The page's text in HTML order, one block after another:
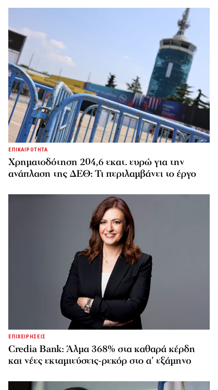
ΕΠΙΚΑΙΡΟΤΗΤΑ
Χρηματοδότηση 204,6 εκατ. ευρώ για την
ανάπλαση της ΔΕΘ: Τι περιλαμβάνει το έργο
ΕΠΙΧΕΙΡΗΣΕΙΣ
Credia Bank: Άλμα 368% στα καθαρά κέρδη
και νέες εκταμιεύσεις-ρεκόρ στο α’ εξάμηνο